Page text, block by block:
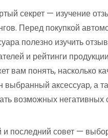
секрет — изучение
Перед покупкой
полезно изучить
и рейтинги
вам понять, насколько
выбранный аксессуар, а
возможных негативных
и последний совет —